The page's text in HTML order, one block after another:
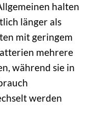
halten
länger als
mit geringem
mehrere
während sie in
werden